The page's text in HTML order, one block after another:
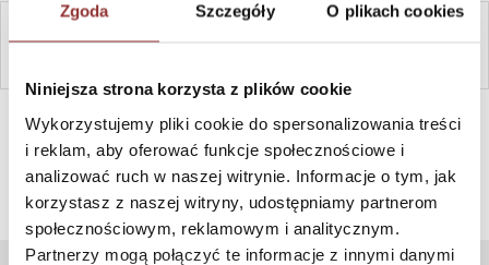
Zgoda Szczegóły O plikach cookies
Niniejsza strona korzysta z plików cookie
Wykorzystujemy pliki cookie do spersonalizowania treści
i reklam, aby oferować funkcje społecznościowe i
analizować ruch w naszej witrynie. Informacje o tym, jak
korzystasz z naszej witryny, udostępniamy partnerom
społecznościowym, reklamowym i analitycznym.
Partnerzy mogą połączyć te informacje z innymi danymi
381 865